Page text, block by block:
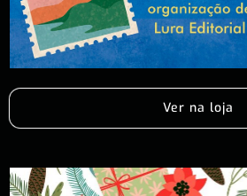
Ver na loja